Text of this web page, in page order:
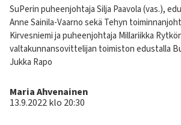
Kuvateksti
SuPerin puheenjohtaja Silja Paavola (vas.),
Anne Sainila-Vaarno sekä Tehyn
Kirvesniemi ja puheenjohtaja Millariikka
valtakunnansovittelijan toimiston edustalla
Jukka Rapo
Kirjoittaja
Maria Ahvenainen
13.9.2022 klo 20:30